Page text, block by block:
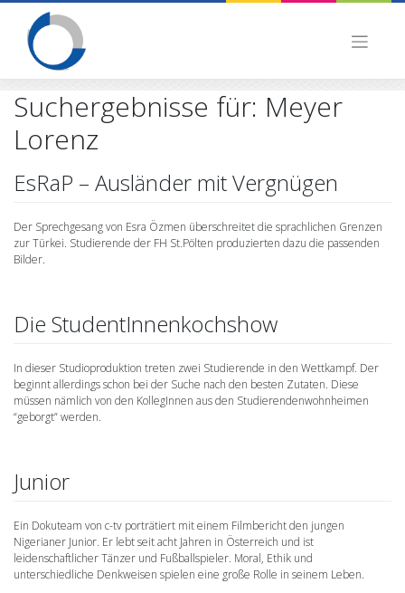
Skip
content
Suchergebnisse für: Meyer
Lorenz
EsRaP – Ausländer mit Vergnügen
Der Sprechgesang von Esra Özmen überschreitet die sprachlichen Grenzen
zur Türkei. Studierende der FH St.Pölten produzierten dazu die passenden
Bilder.
Die StudentInnenkochshow
In dieser Studioproduktion treten zwei Studierende in den Wettkampf. Der
beginnt allerdings schon bei der Suche nach den besten Zutaten. Diese
müssen nämlich von den KollegInnen aus den Studierendenwohnheimen
“geborgt” werden.
Junior
Ein Dokuteam von c-tv porträtiert mit einem Filmbericht den jungen
Nigerianer Junior. Er lebt seit acht Jahren in Österreich und ist
leidenschaftlicher Tänzer und Fußballspieler. Moral, Ethik und
unterschiedliche Denkweisen spielen eine große Rolle in seinem Leben.